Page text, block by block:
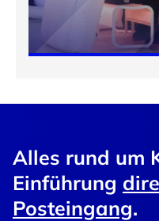
Alles rund um
Einführung
Posteingang.